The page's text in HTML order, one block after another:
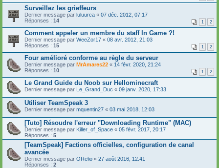
Surveillez les grieffeurs
Dernier message par luluurca « 07 déc. 2012, 07:17
Réponses : 14 1 2
Comment appeler un membre du staff In Game ?!
Dernier message par WeeZor17 « 08 avr. 2012, 21:03
Réponses : 15 1 2
Four amélioré conforme au règle du serveur
Dernier message par MrAmares22 « 14 févr. 2020, 21:24
Réponses : 10 1 2
Le Grand Guide du Noob sur Hellominecraft
Dernier message par Le_Grand_Duc « 09 janv. 2020, 17:33
Utiliser TeamSpeak 3
Dernier message par mquentin27 « 03 mai 2018, 12:03
[Tuto] Résoudre l'erreur "Downloading Runtime" (MAC)
Dernier message par Killer_of_Space « 05 févr. 2017, 20:17
Réponses : 5
[TeamSpeak] Factions officielles, configuration de canal
avancée
Dernier message par ORelio « 27 août 2016, 12:41
Réponses : 2